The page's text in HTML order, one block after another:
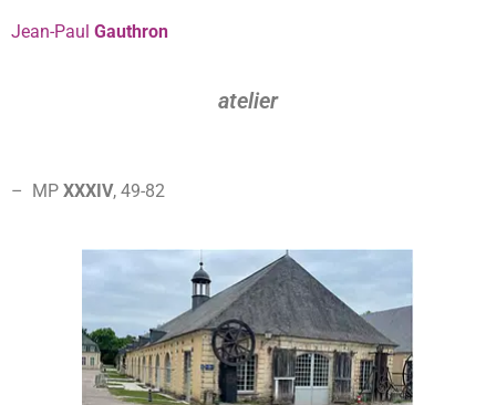
Jean-Paul Gauthron
atelier
– MP XXXIV, 49-82